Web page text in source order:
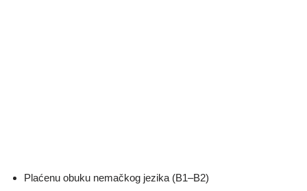
Plaćenu obuku nemačkog jezika (B1–B2)